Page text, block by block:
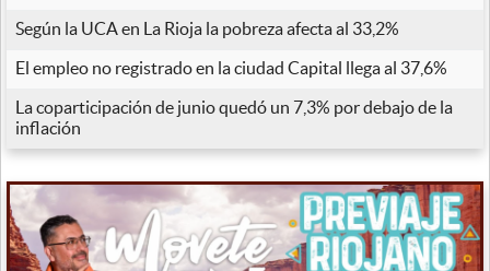
Según la UCA en La Rioja la pobreza afecta al 33,2%
El empleo no registrado en la ciudad Capital llega al 37,6%
La coparticipación de junio quedó un 7,3% por debajo de la
inflación